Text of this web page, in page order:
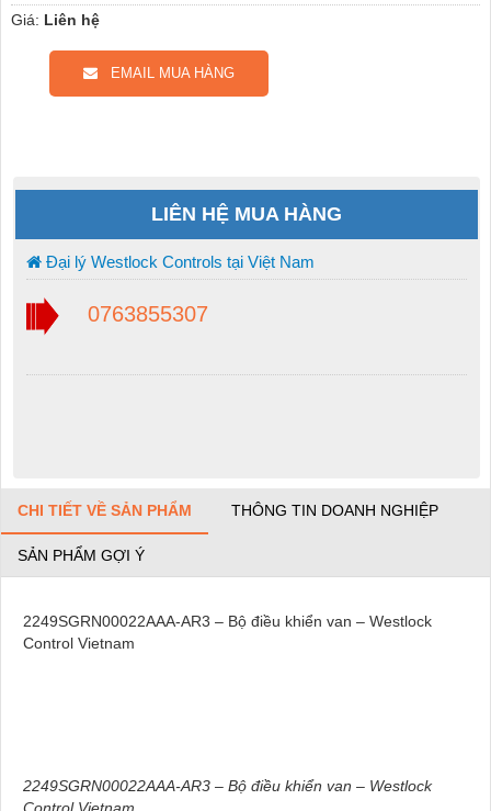
Giá: Liên hệ
EMAIL MUA HÀNG
LIÊN HỆ MUA HÀNG
Đại lý Westlock Controls tại Việt Nam
0763855307
CHI TIẾT VỀ SẢN PHẨM THÔNG TIN DOANH NGHIỆP
SẢN PHẨM GỢI Ý
2249SGRN00022AAA-AR3 – Bộ điều khiển van – Westlock
Control Vietnam
2249SGRN00022AAA-AR3 – Bộ điều khiển van – Westlock
Control Vietnam